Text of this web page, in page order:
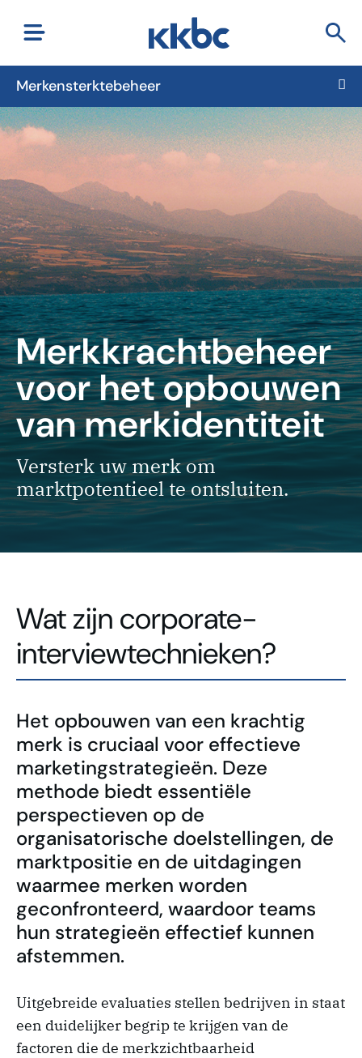
Merkensterktebeheer
Merkkrachtbeheer
voor het opbouwen
van merkidentiteit
Versterk uw merk om
marktpotentieel te ontsluiten.
Wat zijn corporate-
interviewtechnieken?
Het opbouwen van een krachtig
merk is cruciaal voor effectieve
marketingstrategieën. Deze
methode biedt essentiële
perspectieven op de
organisatorische doelstellingen, de
marktpositie en de uitdagingen
waarmee merken worden
geconfronteerd, waardoor teams
hun strategieën effectief kunnen
afstemmen.
Uitgebreide evaluaties stellen bedrijven in staat
een duidelijker begrip te krijgen van de
factoren die de merkzichtbaarheid